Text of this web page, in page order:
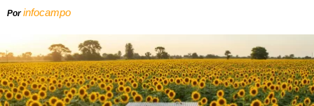
Porinfocampo